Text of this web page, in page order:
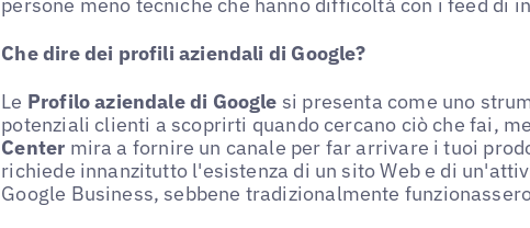
Che dire dei profili aziendali di Google?
Le Profilo aziendale di Google si presenta come uno
potenziali clienti a scoprirti quando cercano ciò che fai,
Center mira a fornire un canale per far arrivare i tuoi
richiede innanzitutto l'esistenza di un sito Web e di
Google Business, sebbene tradizionalmente